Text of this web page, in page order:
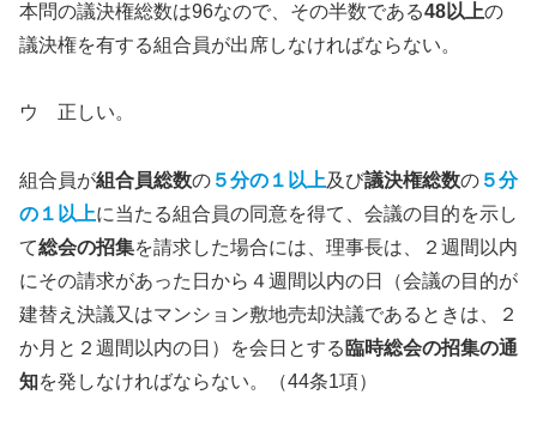
本問の議決権総数は96なので、その半数である48以上の
議決権を有する組合員が出席しなければならない。
ウ 正しい。
組合員が組合員総数の ５分の１以上及び議決権総数の ５分
の１以上に当たる組合員の同意を得て、会議の目的を示し
て総会の招集を請求した場合には、理事長は、２週間以内
にその請求があった日から４週間以内の日（会議の目的が
建替え決議又はマンション敷地売却決議であるときは、２
か月と２週間以内の日）を会日とする 臨時総会の招集の通
知を発しなければならない。（44条1項）